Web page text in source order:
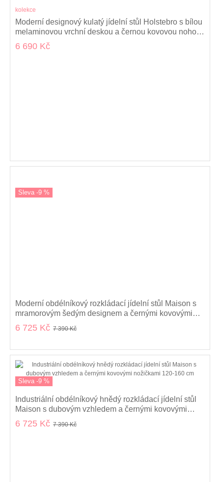
kolekce
Moderní designový kulatý jídelní stůl Holstebro s bílou
melaminovou vrchní deskou a černou kovovou nohou
100 cm
6 690 Kč
Sleva -9 %
Moderní obdélníkový rozkládací jídelní stůl Maison s
mramorovým šedým designem a černými kovovými
nožičkami 120-160 cm
6 725 Kč 7 390 Kč
Sleva -9 %
Industriální obdélníkový hnědý rozkládací jídelní stůl
Maison s dubovým vzhledem a černými kovovými
nožičkami 120-160 cm
6 725 Kč 7 390 Kč